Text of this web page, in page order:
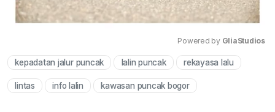
Mute
Powered by GliaStudios
kepadatan jalur puncak lalin puncak rekayasa lalu
lintas info lalin kawasan puncak bogor